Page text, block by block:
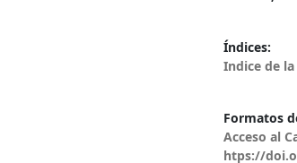
Índices:
Indice de
Formatos
Acceso al
htps://